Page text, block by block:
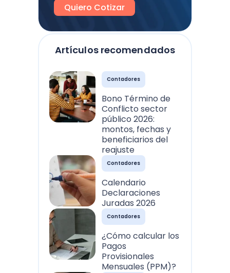
Artículos recomendados
Contadores
Bono Término de
Conflicto sector
público 2026:
montos, fechas y
beneficiarios del
reajuste
Contadores
Calendario
Declaraciones
Juradas 2026
Contadores
¿Cómo calcular los
Pagos
Provisionales
Mensuales (PPM)?
Quiero Cotizar